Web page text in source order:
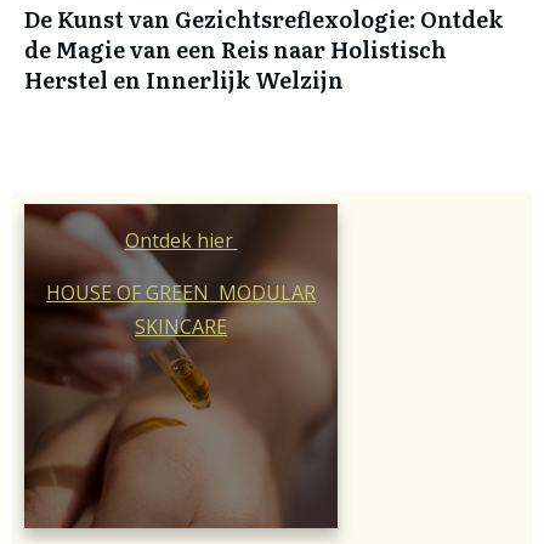
De Kunst van Gezichtsreflexologie: Ontdek
de Magie van een Reis naar Holistisch
Herstel en Innerlijk Welzijn
Ontdek hier
HOUSE OF GREEN MODULAR
SKINCARE